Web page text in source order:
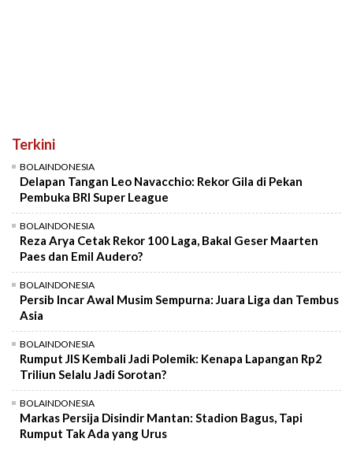
Terkini
BOLAINDONESIA
Delapan Tangan Leo Navacchio: Rekor Gila di Pekan
Pembuka BRI Super League
BOLAINDONESIA
Reza Arya Cetak Rekor 100 Laga, Bakal Geser Maarten
Paes dan Emil Audero?
BOLAINDONESIA
Persib Incar Awal Musim Sempurna: Juara Liga dan Tembus
Asia
BOLAINDONESIA
Rumput JIS Kembali Jadi Polemik: Kenapa Lapangan Rp2
Triliun Selalu Jadi Sorotan?
BOLAINDONESIA
Markas Persija Disindir Mantan: Stadion Bagus, Tapi
Rumput Tak Ada yang Urus